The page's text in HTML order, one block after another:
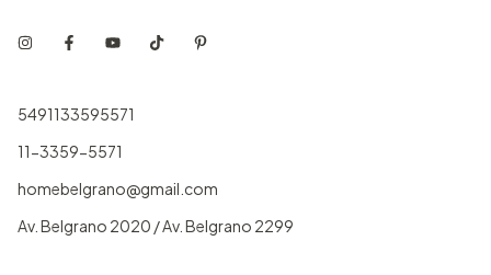
5491133595571
11-3359-5571
homebelgrano@gmail.com
Av. Belgrano 2020 / Av. Belgrano 2299